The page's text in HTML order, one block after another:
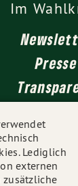
Im
Presse
Lediglich
externen